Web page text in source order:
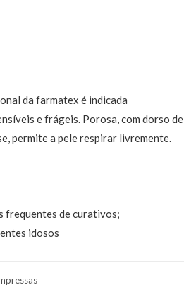
da farmatex é indicada
e frágeis. Porosa, com dorso de
permite a pele respirar livremente.
frequentes de curativos;
idosos